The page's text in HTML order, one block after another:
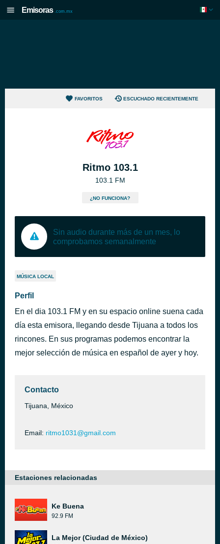
Emisoras .com.mx
FAVORITOS ESCUCHADO RECIENTEMENTE
Ritmo 103.1
103.1 FM
¿NO FUNCIONA?
Sin audio durante más de un mes, lo
comprobamos semanalmente
MÚSICA LOCAL
Perfil
En el dia 103.1 FM y en su espacio online suena cada
día esta emisora, llegando desde Tijuana a todos los
rincones. En sus programas podemos encontrar la
mejor selección de música en español de ayer y hoy.
Contacto
Tijuana, México
Email: ritmo1031@gmail.com
Estaciones relacionadas
Ke Buena
92.9 FM
La Mejor (Ciudad de México)